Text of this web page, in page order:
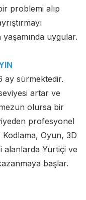
problemi alıp
uygular.
ay sürmektedir.
artar ve
olursa bir
profesyonel
Oyun, 3D
alanlarda Yurtiçi ve
başlar.